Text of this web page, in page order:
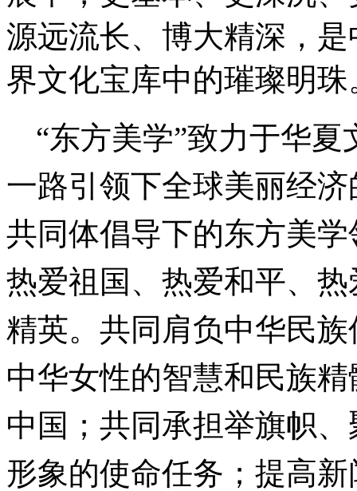
源远流长、博大精深，
界文化宝库中的璀璨明珠
“东方美学”致力于华
一路引领下全球美丽经
共同体倡导下的东方美
热爱祖国、热爱和平、
精英。共同肩负中华民
中华女性的智慧和民族
中国；共同承担举旗帜
形象的使命任务；提高